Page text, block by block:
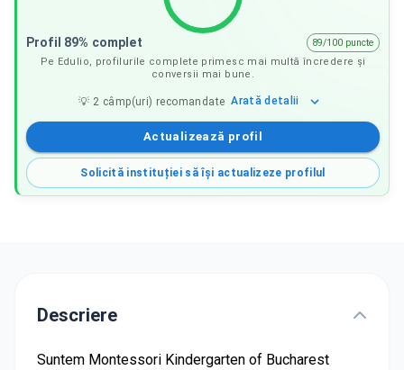
Profil 89% complet
89/100 puncte
Pe Edulio, profilurile complete primesc mai multă încredere și
conversii mai bune.
💡 2 câmp(uri) recomandate Arată detalii
Actualizează profil
Solicită instituției să își actualizeze profilul
Descriere
Suntem Montessori Kindergarten of Bucharest